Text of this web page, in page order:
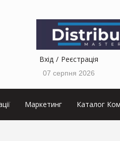
Вхід Реєстрація
07 серпня 2026
Маркетинг Каталог